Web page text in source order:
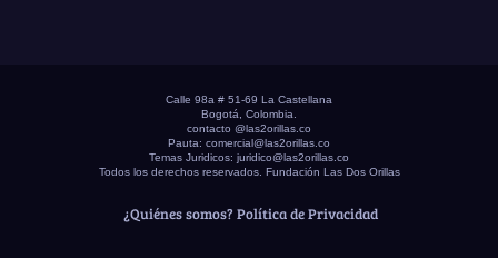
Calle 98a # 51-69 La Castellana
Bogotá, Colombia.
contacto @las2orillas.co
Pauta: comercial@las2orillas.co
Temas Juridicos: juridico@las2orillas.co
Todos los derechos reservados. Fundación Las Dos Orillas
¿Quiénes somos? Política de Privacidad